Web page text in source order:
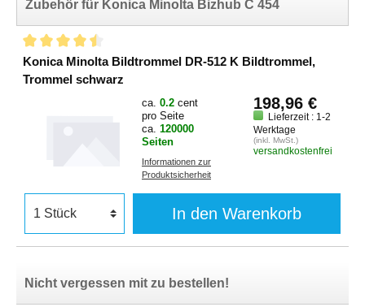
Zubehör für Konica Minolta Bizhub C 454
Konica Minolta Bildtrommel DR-512 K Bildtrommel,
Trommel schwarz
ca. 0.2 cent
pro Seite
ca. 120000
Seiten
Informationen zur
Produktsicherheit
198,96 €
Lieferzeit : 1-2
Werktage
(inkl. MwSt.)
versandkostenfrei
In den Warenkorb
Nicht vergessen mit zu bestellen!